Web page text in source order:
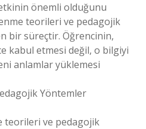
önemli olduğunu
teorileri ve pedagojik
bir süreçtir. Öğrencinin,
kabul etmesi değil, o bilgiyi
anlamlar yüklemesi
Yöntemler
teorileri ve pedagojik